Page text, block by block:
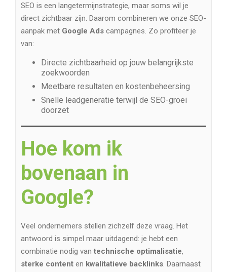
SEO is een langetermijnstrategie, maar soms wil je
direct zichtbaar zijn. Daarom combineren we onze SEO-
aanpak met Google Ads campagnes. Zo profiteer je
van:
Directe zichtbaarheid op jouw belangrijkste
zoekwoorden
Meetbare resultaten en kostenbeheersing
Snelle leadgeneratie terwijl de SEO-groei
doorzet
Hoe kom ik
bovenaan in
Google?
Veel ondernemers stellen zichzelf deze vraag. Het
antwoord is simpel maar uitdagend: je hebt een
combinatie nodig van technische optimalisatie,
sterke content en kwalitatieve backlinks. Daarnaast